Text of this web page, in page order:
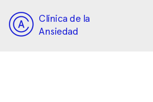
Clínica de la
Ansiedad